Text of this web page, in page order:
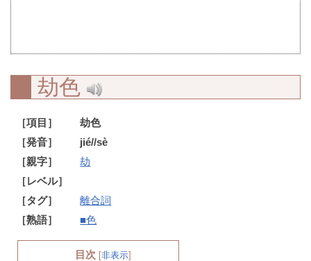
劫色
［項目］
劫色
［発音］
jié//sè
［親字］
劫
［レベル］
［タグ］
離合詞
［熟語］
■色
目次 [非表示]